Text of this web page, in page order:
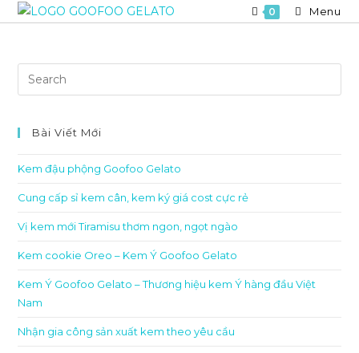
Skip
0 Menu
Bài Viết Mới
Kem đậu phộng Goofoo Gelato
Cung cấp sỉ kem cân, kem ký giá cost cực rẻ
Vị kem mới Tiramisu thơm ngon, ngọt ngào
Kem cookie Oreo – Kem Ý Goofoo Gelato
Kem Ý Goofoo Gelato – Thương hiệu kem Ý hàng đầu Việt
Nam
Nhận gia công sản xuất kem theo yêu cầu